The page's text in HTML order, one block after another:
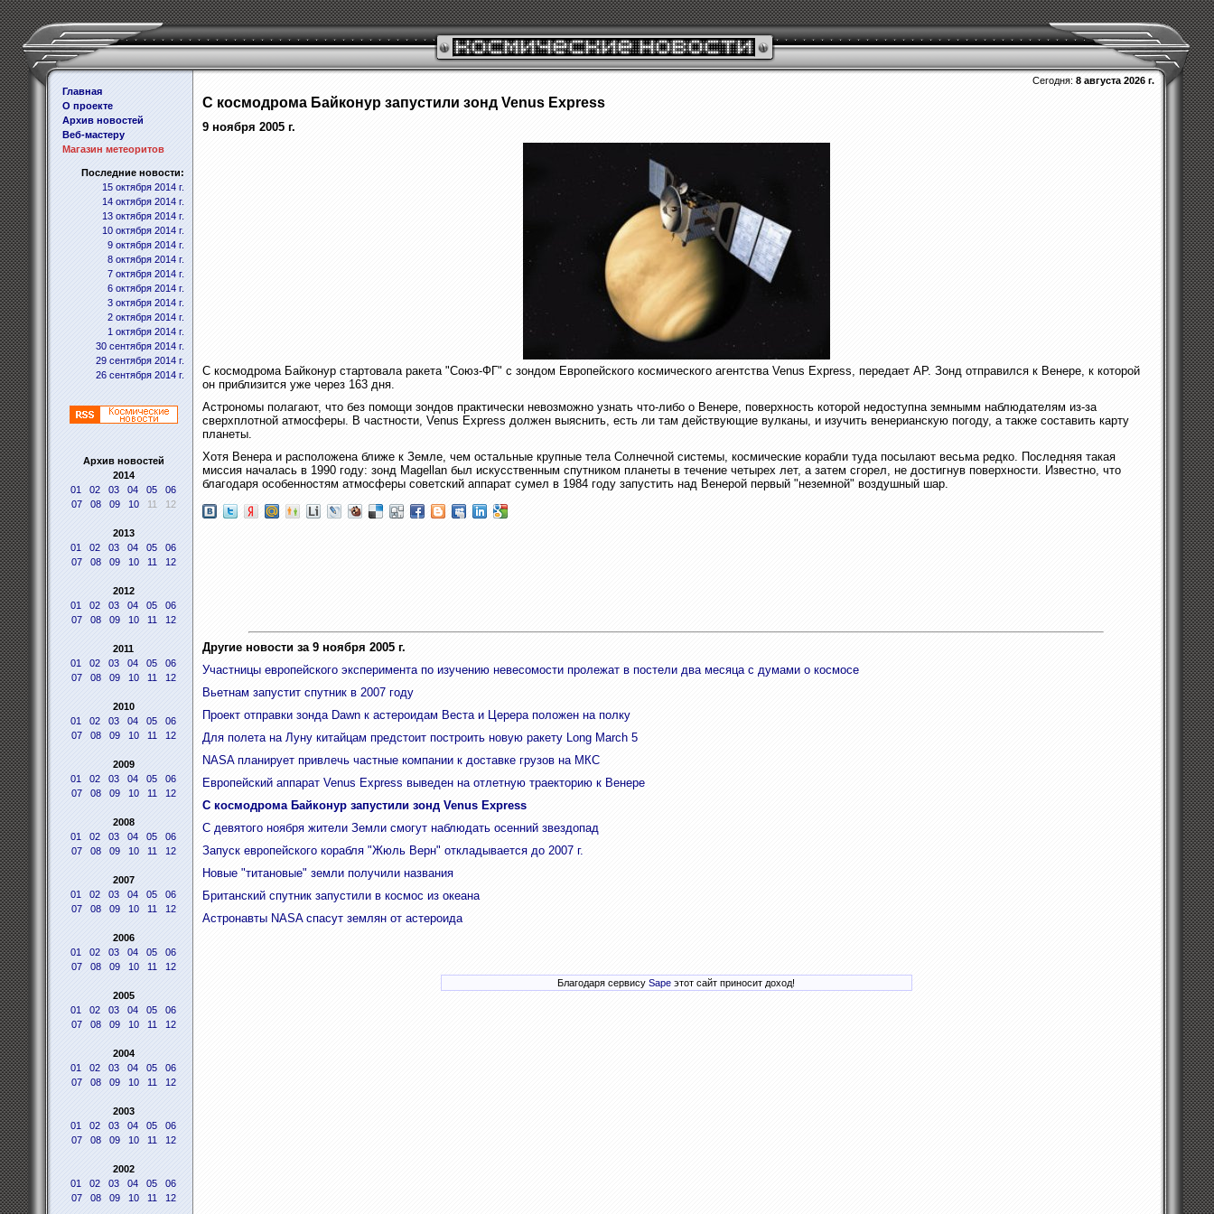
Главная
О проекте
Архив новостей
Веб-мастеру
Магазин метеоритов
Последние новости:
15 октября 2014 г.
14 октября 2014 г.
13 октября 2014 г.
10 октября 2014 г.
9 октября 2014 г.
8 октября 2014 г.
7 октября 2014 г.
6 октября 2014 г.
3 октября 2014 г.
2 октября 2014 г.
1 октября 2014 г.
30 сентября 2014 г.
29 сентября 2014 г.
26 сентября 2014 г.
Архив новостей
2014
01
02 03 04 05
06
07
08 09 10 11 12
2013
01
02 03 04 05
06
07
08 09 10 11 12
2012
01
02 03 04 05
06
07
08 09 10 11 12
2011
01
02 03 04 05
06
07
08 09 10 11 12
2010
01
02 03 04 05
06
07
08 09 10 11 12
2009
01
02 03 04 05
06
07
08 09 10 11 12
2008
01
02 03 04 05
06
07
08 09 10 11 12
2007
01
02 03 04 05
06
07
08 09 10 11 12
2006
01
02 03 04 05
06
07
08 09 10 11 12
2005
01
02 03 04 05
06
07
08 09 10 11 12
2004
01
02 03 04 05
06
07
08 09 10 11 12
2003
01
02 03 04 05
06
07
08 09 10 11 12
2002
01
02 03 04 05
06
07
08 09 10 11 12
Сегодня: 8 августа 2026 г.
С космодрома Байконур запустили зонд Venus Express
9 ноября 2005 г.
С космодрома Байконур стартовала ракета "Союз-ФГ" с зондом Европейского космического агентства Venus Express, передает AP. Зонд отправился к Венере, к которой
он приблизится уже через 163 дня.
Астрономы полагают, что без помощи зондов практически невозможно узнать что-либо о Венере, поверхность которой недоступна земнымм наблюдателям из-за
сверхплотной атмосферы. В частности, Venus Express должен выяснить, есть ли там действующие вулканы, и изучить венерианскую погоду, а также составить карту
планеты.
Хотя Венера и расположена ближе к Земле, чем остальные крупные тела Солнечной системы, космические корабли туда посылают весьма редко. Последняя такая
миссия началась в 1990 году: зонд Magellan был искусственным спутником планеты в течение четырех лет, а затем сгорел, не достигнув поверхности. Известно, что
благодаря особенностям атмосферы советский аппарат сумел в 1984 году запустить над Венерой первый "неземной" воздушный шар.
Другие новости за 9 ноября 2005 г.
Участницы европейского эксперимента по изучению невесомости пролежат в постели два месяца с думами о космосе
Вьетнам запустит спутник в 2007 году
Проект отправки зонда Dawn к астероидам Веста и Церера положен на полку
Для полета на Луну китайцам предстоит построить новую ракету Long March 5
NASA планирует привлечь частные компании к доставке грузов на МКС
Европейский аппарат Venus Express выведен на отлетную траекторию к Венере
С космодрома Байконур запустили зонд Venus Express
С девятого ноября жители Земли смогут наблюдать осенний звездопад
Запуск европейского корабля "Жюль Верн" откладывается до 2007 г.
Новые "титановые" земли получили названия
Британский спутник запустили в космос из океана
Астронавты NASA спасут землян от астероида
Благодаря сервису Sape этот сайт приносит доход!